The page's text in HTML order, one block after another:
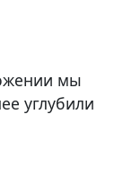
мы
углубили